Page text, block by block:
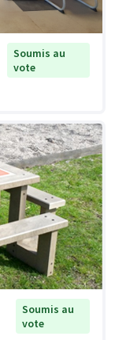
Soumis au
vote
Soumis au
vote